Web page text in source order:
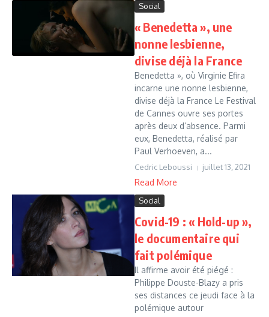
Social
« Benedetta », une
nonne lesbienne,
divise déjà la France
Benedetta », où Virginie Efira
incarne une nonne lesbienne,
divise déjà la France Le Festival
de Cannes ouvre ses portes
après deux d’absence. Parmi
eux, Benedetta, réalisé par
Paul Verhoeven, a...
Cedric Leboussi juillet 13, 2021
Read More
Social
Covid-19 : « Hold-up »,
le documentaire qui
fait polémique
Il affirme avoir été piégé :
Philippe Douste-Blazy a pris
ses distances ce jeudi face à la
polémique autour